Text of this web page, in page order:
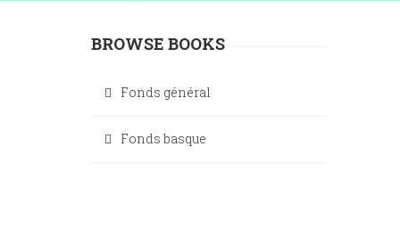
BROWSE BOOKS
Fonds général
Fonds basque